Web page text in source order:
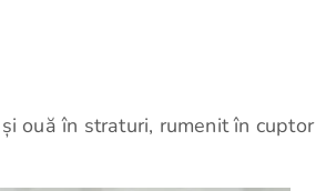
ouă în straturi, rumenit în cuptor